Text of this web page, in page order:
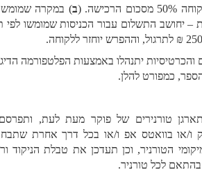
ב
) במקרה שמומשו חלק
מהכניסות – יחושב התשלום עבור הכניסות שמומשו לפי תעריף
התרגולים והכרטיסיות יתנהלו באמצעות הפלטפורמה הדיגיטלית
להלן.
ליידיס תארגן טורנירים של פוקר מעת לעת, ותפרסם בדף
הפייסבוק ו/או בוואטס אפ ו/או בכל דרך אחרת שתבחר את
מועדי ומיקומי הטורניר, וכן תעדכן את טבלת הניקוד ורשימת
טורניר.